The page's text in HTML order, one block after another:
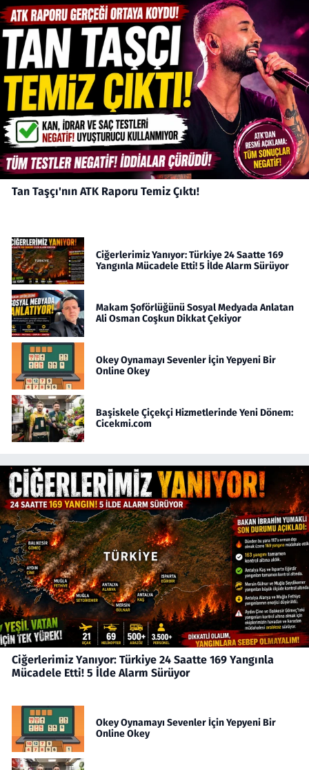
Tan Taşçı'nın ATK Raporu Temiz Çıktı!
Ciğerlerimiz Yanıyor: Türkiye 24 Saatte 169
Yangınla Mücadele Etti! 5 İlde Alarm Sürüyor
Makam Şoförlüğünü Sosyal Medyada Anlatan
Ali Osman Coşkun Dikkat Çekiyor
Okey Oynamayı Sevenler İçin Yepyeni Bir
Online Okey
Başiskele Çiçekçi Hizmetlerinde Yeni Dönem:
Cicekmi.com
Ciğerlerimiz Yanıyor: Türkiye 24 Saatte 169 Yangınla
Mücadele Etti! 5 İlde Alarm Sürüyor
Okey Oynamayı Sevenler İçin Yepyeni Bir
Online Okey